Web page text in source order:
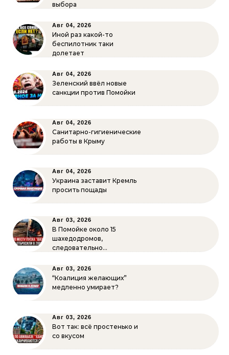
выбора
Авг 04, 2026
Иной раз какой-то
беспилотник таки
долетает
Авг 04, 2026
Зеленский ввёл новые
санкции против Помойки
Авг 04, 2026
Санитарно-гигиенические
работы в Крыму
Авг 04, 2026
Украина заставит Кремль
просить пощады
Авг 03, 2026
В Помойке около 15
шахедодромов,
следовательно…
Авг 03, 2026
“Коалиция желающих”
медленно умирает?
Авг 03, 2026
Вот так: всё простенько и
со вкусом